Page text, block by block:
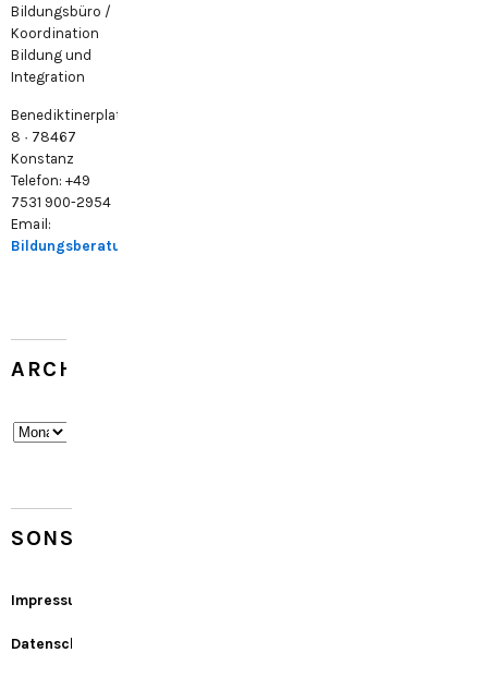
Bildungsbüro /
Koordination
Bildung und
Integration
Benediktinerplatz
8 · 78467
Konstanz
Telefon: +49
7531 900-2954
Email:
Bildungsberatung@konstanz.de
ARCHIV
Archiv
SONSTIGES
Impressum
Datenschutz